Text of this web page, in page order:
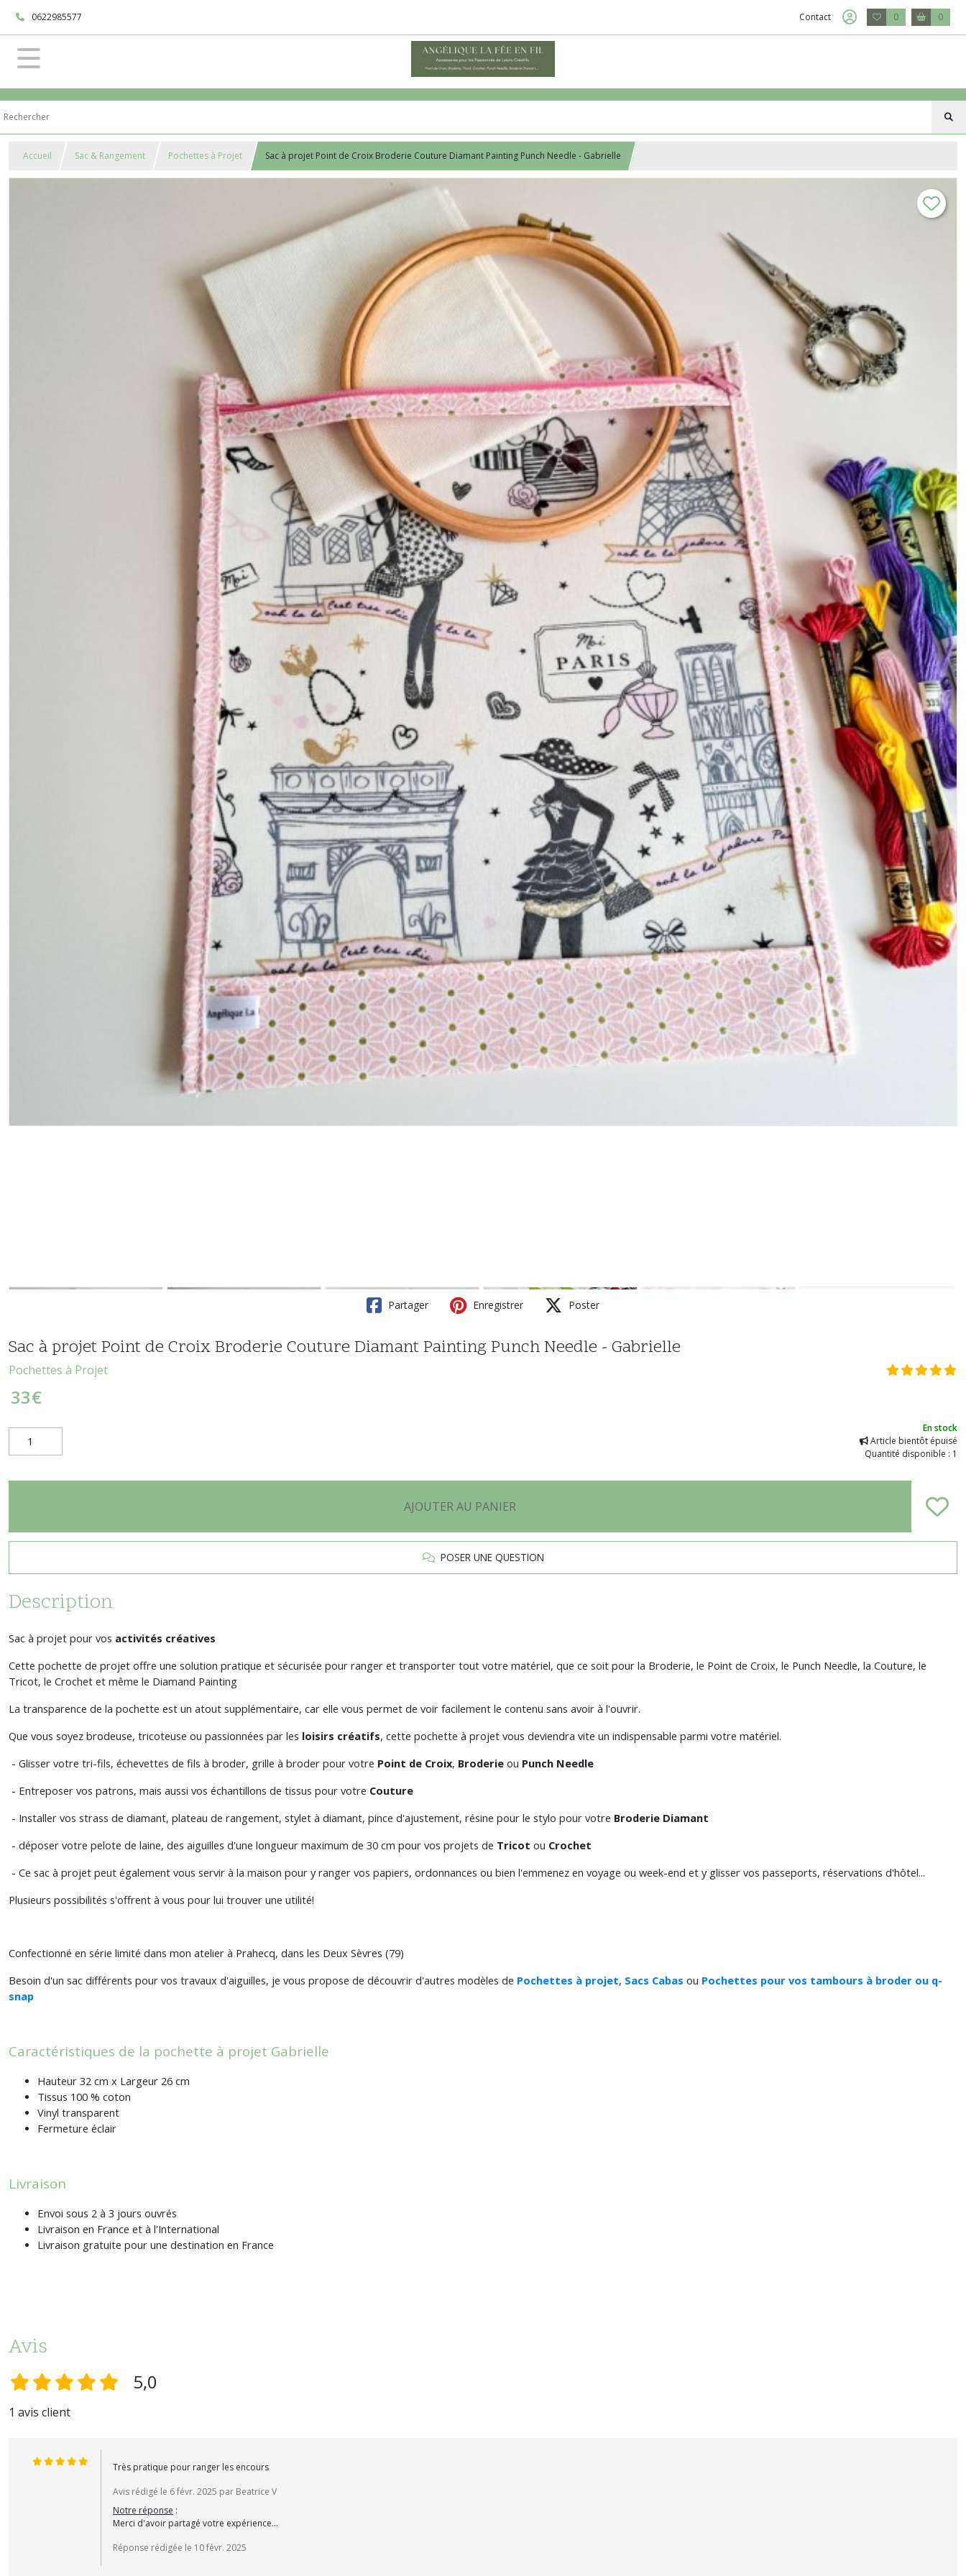
0622985577 Contact 0 0
Accueil Sac & Rangement Pochettes à Projet Sac à projet Point de Croix Broderie Couture Diamant Painting Punch Needle - Gabrielle
Partager Enregistrer Poster
Sac à projet Point de Croix Broderie Couture Diamant Painting Punch Needle - Gabrielle
Pochettes à Projet
33€
En stock
Article bientôt épuisé
Quantité disponible : 1
AJOUTER AU PANIER
POSER UNE QUESTION
Description
Sac à projet pour vos activités créatives
Cette pochette de projet offre une solution pratique et sécurisée pour ranger et transporter tout votre matériel, que ce soit pour la Broderie, le Point de Croix, le Punch Needle, la Couture, le
Tricot, le Crochet et même le Diamand Painting
La transparence de la pochette est un atout supplémentaire, car elle vous permet de voir facilement le contenu sans avoir à l'ouvrir.
Que vous soyez brodeuse, tricoteuse ou passionnées par les loisirs créatifs, cette pochette à projet vous deviendra vite un indispensable parmi votre matériel.
- Glisser votre tri-fils, échevettes de fils à broder, grille à broder pour votre Point de Croix, Broderie ou Punch Needle
- Entreposer vos patrons, mais aussi vos échantillons de tissus pour votre Couture
- Installer vos strass de diamant, plateau de rangement, stylet à diamant, pince d'ajustement, résine pour le stylo pour votre Broderie Diamant
- déposer votre pelote de laine, des aiguilles d'une longueur maximum de 30 cm pour vos projets de Tricot ou Crochet
- Ce sac à projet peut également vous servir à la maison pour y ranger vos papiers, ordonnances ou bien l'emmenez en voyage ou week-end et y glisser vos passeports, réservations d'hôtel...
Plusieurs possibilités s'offrent à vous pour lui trouver une utilité!
Confectionné en série limité dans mon atelier à Prahecq, dans les Deux Sèvres (79)
Besoin d'un sac différents pour vos travaux d'aiguilles, je vous propose de découvrir d'autres modèles de Pochettes à projet, Sacs Cabas ou Pochettes pour vos tambours à broder ou q-
snap
Caractéristiques de la pochette à projet Gabrielle
Hauteur 32 cm x Largeur 26 cm
Tissus 100 % coton
Vinyl transparent
Fermeture éclair
Livraison
Envoi sous 2 à 3 jours ouvrés
Livraison en France et à l'International
Livraison gratuite pour une destination en France
Avis
5,0
1 avis client
Très pratique pour ranger les encours
Avis rédigé le 6 févr. 2025 par Beatrice V
Notre réponse :
Merci d'avoir partagé votre expérience...
Réponse rédigée le 10 févr. 2025